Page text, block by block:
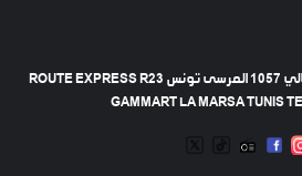
الطريق السريعة R23 قمرت فالي 1057 المرسى تونس ROUTE EXPRESS R23
GAMMART LA MARSA TUNIS
INSTAGRAM
FACEBOOK
RADIO
TIKTOK